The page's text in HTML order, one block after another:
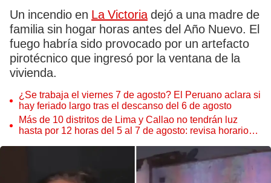
Un incendio en La Victoriadejó a una madre de
familia sin hogar horas antes del Año Nuevo. El
fuego habría sido provocado por un artefacto
pirotécnico que ingresó por la ventana de la
vivienda.
¿Se trabaja el viernes 7 de agosto? El Peruano aclara si
hay feriado largo tras el descanso del 6 de agosto
Más de 10 distritos de Lima y Callao no tendrán luz
hasta por 12 horas del 5 al 7 de agosto: revisa horarios y